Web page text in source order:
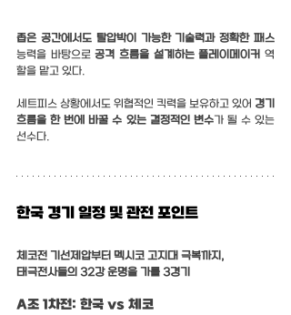
좁은 공간에서도 탈압박이 가능한 기술력과 정확한 패스
능력을 바탕으로 공격 흐름을 설계하는 플레이메이커 역
할을 맡고 있다.
세트피스 상황에서도 위협적인 킥력을 보유하고 있어 경기
흐름을 한 번에 바꿀 수 있는 결정적인 변수가 될 수 있는
선수다.
한국 경기 일정 및 관전 포인트
체코전 기선제압부터 멕시코 고지대 극복까지,
태극전사들의 32강 운명을 가를 3경기
A조 1차전: 한국 vs 체코